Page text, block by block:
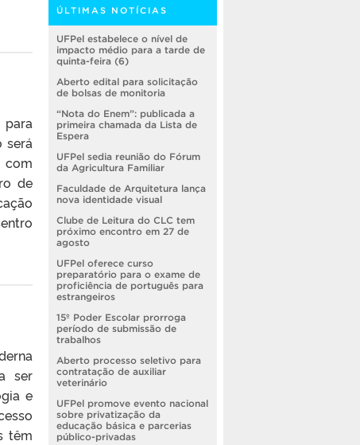
para
será
com
de
ser
e
têm
ÚLTIMAS NOTÍCIAS
UFPel estabelece o nível de
impacto médio para a tarde de
quinta-feira (6)
Aberto edital para solicitação
de bolsas de monitoria
“Nota do Enem”: publicada a
primeira chamada da Lista de
Espera
UFPel sedia reunião do Fórum
da Agricultura Familiar
Faculdade de Arquitetura lança
nova identidade visual
Clube de Leitura do CLC tem
próximo encontro em 27 de
agosto
UFPel oferece curso
preparatório para o exame de
proficiência de português para
estrangeiros
15º Poder Escolar prorroga
período de submissão de
trabalhos
Aberto processo seletivo para
contratação de auxiliar
veterinário
UFPel promove evento nacional
sobre privatização da
educação básica e parcerias
público-privadas